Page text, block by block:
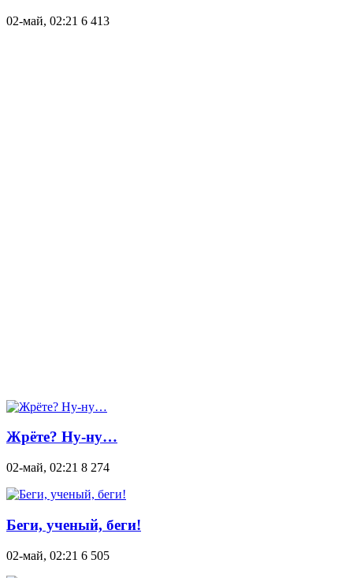
02-май, 02:21 6 413
Жрёте? Ну-ну…
02-май, 02:21 8 274
Беги, ученый, беги!
02-май, 02:21 6 505